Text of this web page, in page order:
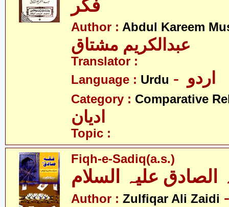
Author : Abdul Kareem
عبدالکریم مشتاق
Translator :
Language : Urdu
Category : Comparative
ادیان
Topic :
Fiqh-e-Sadiq(a.s.)
الصادق علیہ السلام
Author : Zulfiqar Ali Zaidi علی